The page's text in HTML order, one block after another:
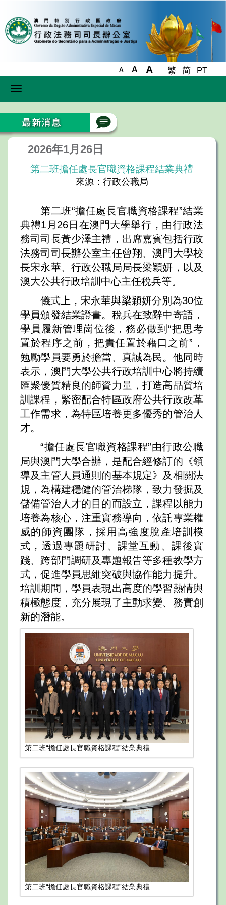
A A A 繁 简 PT
Toggle
2026年1月26日
第二班擔任處長官職資格課程結業典禮
來源：行政公職局
第二班“擔任處長官職資格課程”結業
典禮1月26日在澳門大學舉行，由行政法
務司司長黃少澤主禮，出席嘉賓包括行政
法務司司長辦公室主任曾翔、澳門大學校
長宋永華、行政公職局局長梁穎妍，以及
澳大公共行政培訓中心主任稅兵等。
儀式上，宋永華與梁穎妍分別為30位
學員頒發結業證書。稅兵在致辭中寄語，
學員履新管理崗位後，務必做到“把思考
置於程序之前，把責任置於藉口之前”，
勉勵學員要勇於擔當、真誠為民。他同時
表示，澳門大學公共行政培訓中心將持續
匯聚優質精良的師資力量，打造高品質培
訓課程，緊密配合特區政府公共行政改革
工作需求，為特區培養更多優秀的管治人
才。
“擔任處長官職資格課程”由行政公職
局與澳門大學合辦，是配合經修訂的《領
導及主管人員通則的基本規定》及相關法
規，為構建穩健的管治梯隊，致力發掘及
儲備管治人才的目的而設立，課程以能力
培養為核心，注重實務導向，依託專業權
威的師資團隊，採用高強度脫產培訓模
式，透過專題研討、課堂互動、課後實
踐、跨部門調研及專題報告等多種教學方
式，促進學員思維突破與協作能力提升。
培訓期間，學員表現出高度的學習熱情與
積極態度，充分展現了主動求變、務實創
新的潛能。
第二班“擔任處長官職資格課程”結業典禮
第二班“擔任處長官職資格課程”結業典禮